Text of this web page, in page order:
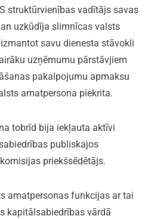
struktūrvienības vadītājs savas
uzkūdīja slimnīcas valsts
savu dienesta stāvokli
uzņēmumu pārstāvjiem
pakalpojumu apmaksu
amatpersona piekrita.
tobrīd bija iekļauta aktīvi
publiskajos
priekšsēdētājs.
amatpersonas funkcijas ar tai
kapitālsabiedrības vārdā